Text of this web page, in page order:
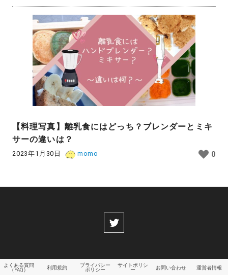
【料理写真】離乳食にはどっち？ブレンダーとミキ
サーの違いは？
2023年1月30日 momo 0
よくある質問
（FAQ）
利用規約
プライバシー
ポリシー
サイトポリシ
ー
お問い合わせ 運営者情報